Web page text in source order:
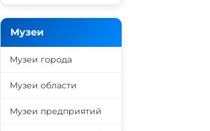
Музеи
Музеи города
Музеи области
Музеи предприятий